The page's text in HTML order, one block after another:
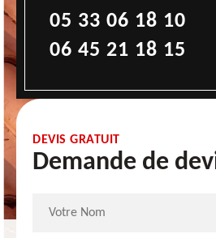
05 33 06 18 10
06 45 21 18 15
DEVIS GRATUIT
Demande de